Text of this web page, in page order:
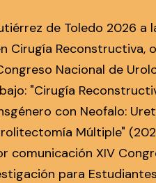
de Toledo 2026 a
Cirugía Reconstructiva,
Nacional de
"Cirugía
con Neofalo:
Múltiple"
comunicación XIV
para Estudiantes